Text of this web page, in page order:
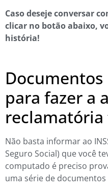
Caso deseje conversar
clicar no botão abaixo,
história!
Documentos
para fazer a
Não basta informar ao
Seguro Social) que você
computado é preciso
uma série de